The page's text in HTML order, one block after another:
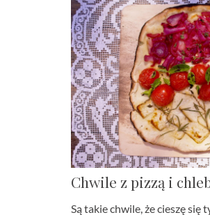
Chwile z pizzą i
Są takie chwile, że cieszę się